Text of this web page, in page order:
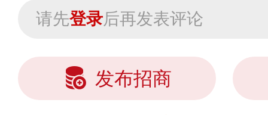
请先登录后再发表评论
发布招商